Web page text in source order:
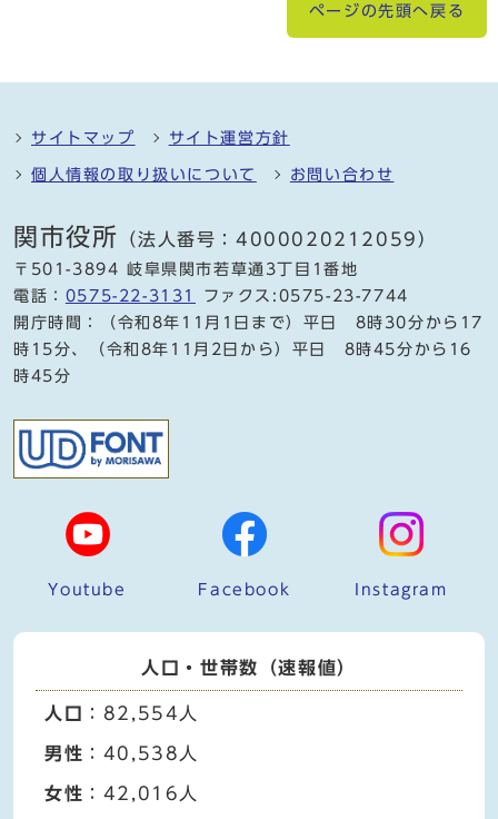
ページの先頭へ戻る
サイトマップ サイト運営方針
個人情報の取り扱いについて お問い合わせ
関市役所 （法人番号：4000020212059）
〒501-3894 岐阜県関市若草通3丁目1番地
電話： 0575-22-3131
ファクス:0575-23-7744
開庁時間：（令和8年11月1日まで）平日 8時30分から17
時15分、（令和8年11月2日から）平日 8時45分から16
時45分
Youtube Facebook Instagram
人口・世帯数（速報値）
人口 ：82,554人
男性 ：40,538人
女性 ：42,016人